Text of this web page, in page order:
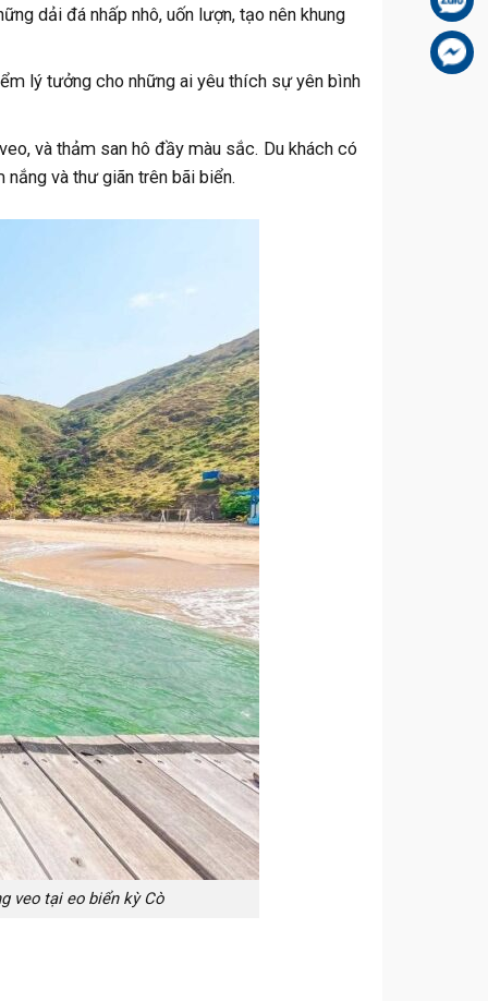
dải đá nhấp nhô, uốn lượn, tạo nên khung
lý tưởng cho những ai yêu thích sự yên bình
và thảm san hô đầy màu sắc. Du khách có
và thư giãn trên bãi biển.
veo tại eo biển kỳ Cò